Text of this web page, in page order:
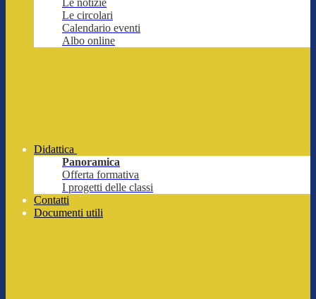
Le notizie
Le circolari
Calendario eventi
Albo online
Didattica
Panoramica
Offerta formativa
I progetti delle classi
Contatti
Documenti utili